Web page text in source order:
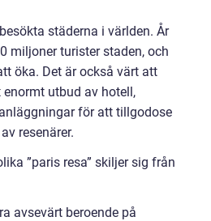
städerna i världen. År
miljoner turister staden, och
öka. Det är också värt att
utbud av hotell,
för att tillgodose
resenärer.
”paris resa” skiljer sig från
avsevärt beroende på